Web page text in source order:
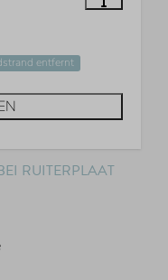
entfernt
RUITERPLAAT F